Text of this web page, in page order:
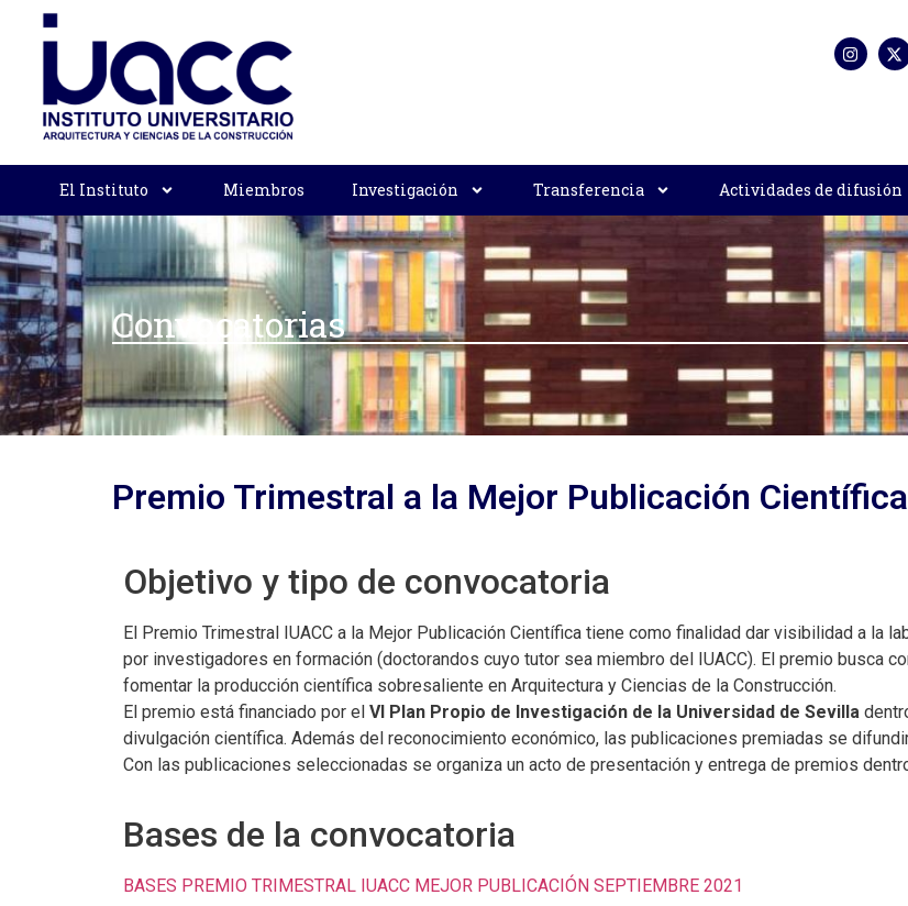
El Instituto Miembros Investigación Transferencia Actividades de difusión
Convocatorias
Premio Trimestral a la Mejor Publicación
Objetivo y tipo de convocatoria
El Premio Trimestral IUACC a la Mejor Publicación Científica tiene como finalidad dar visibilidad a la
por investigadores en formación (doctorandos cuyo tutor sea miembro del IUACC). El premio busca
fomentar la producción científica sobresaliente en Arquitectura y Ciencias de la Construcción.
El premio está financiado por el VI Plan Propio de Investigación de la Universidad de Sevilla
divulgación científica. Además del reconocimiento económico, las publicaciones premiadas se
Con las publicaciones seleccionadas se organiza un acto de presentación y entrega de premios
Bases de la convocatoria
BASES PREMIO TRIMESTRAL IUACC MEJOR PUBLICACIÓN SEPTIEMBRE 2021